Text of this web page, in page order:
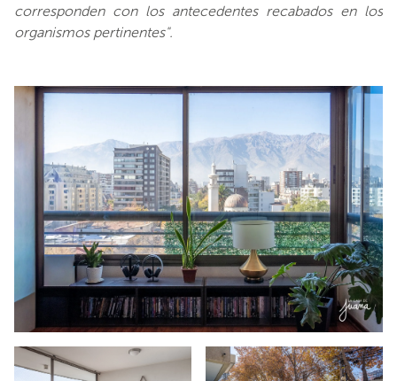
corresponden con los antecedentes recabados en los
organismos pertinentes".